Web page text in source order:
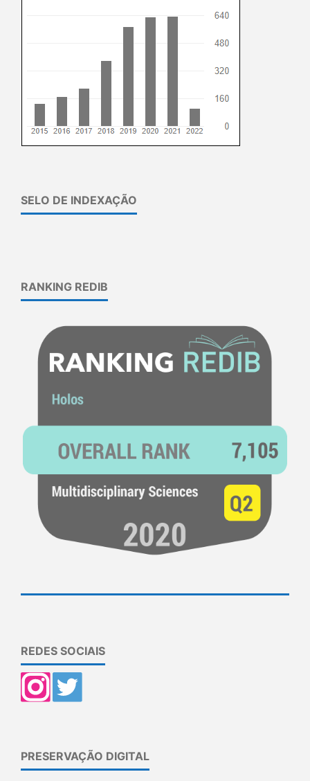
SELO DE INDEXAÇÃO
RANKING REDIB
REDES SOCIAIS
PRESERVAÇÃO DIGITAL